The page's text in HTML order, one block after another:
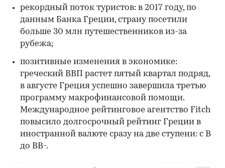
рекордный поток туристов: в 2017 году, по
данным Банка Греции, страну посетили
больше 30 млн путешественников из-за
рубежа;
позитивные изменения в экономике:
греческий ВВП растет пятый квартал подряд,
в августе Греция успешно завершила третью
программу макрофинансовой помощи.
Международное рейтинговое агентство Fitch
повысило долгосрочный рейтинг Греции в
иностранной валюте сразу на две ступени: с В
до BB-.